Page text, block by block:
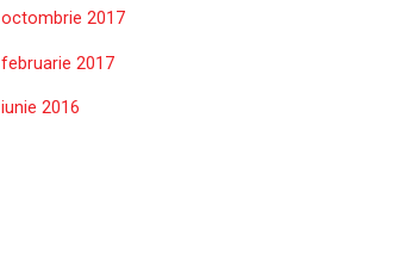
octombrie 2017
februarie 2017
iunie 2016